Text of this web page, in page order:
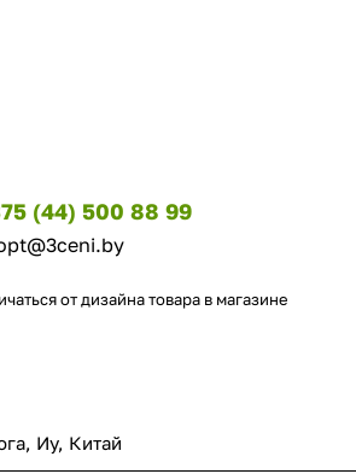
(44) 500 88 99
от дизайна товара в магазине
Иу, Китай